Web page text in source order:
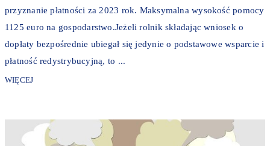
przyznanie płatności za 2023 rok. Maksymalna wysokość pomocy
1125 euro na gospodarstwo.Jeżeli rolnik składając wniosek o
dopłaty bezpośrednie ubiegał się jedynie o podstawowe wsparcie i
płatność redystrybucyjną, to ...
WIĘCEJ